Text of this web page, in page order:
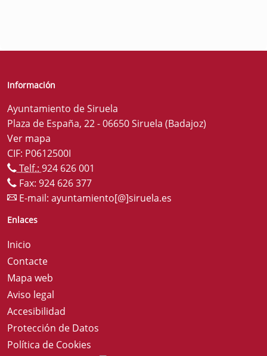
Información
Ayuntamiento de Siruela
Plaza de España, 22 - 06650 Siruela (Badajoz)
Ver mapa
CIF: P0612500I
Telf.: 924 626 001
Fax: 924 626 377
E-mail: ayuntamiento[@]siruela.es
Enlaces
Inicio
Contacte
Mapa web
Aviso legal
Accesibilidad
Protección de Datos
Política de Cookies